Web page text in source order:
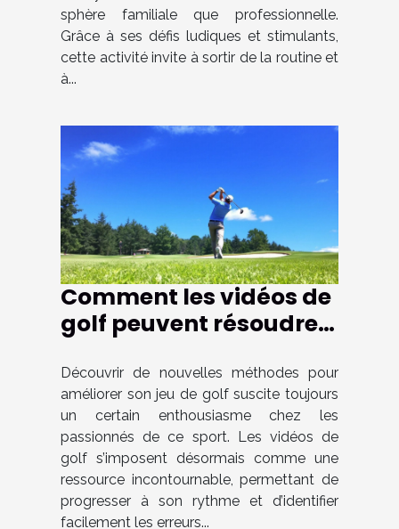
sphère familiale que professionnelle.
Grâce à ses défis ludiques et stimulants,
cette activité invite à sortir de la routine et
à...
Comment les vidéos de
golf peuvent résoudre
Découvrir de nouvelles méthodes pour
améliorer son jeu de golf suscite toujours
un certain enthousiasme chez les
passionnés de ce sport. Les vidéos de
golf s’imposent désormais comme une
ressource incontournable, permettant de
progresser à son rythme et d’identifier
facilement les erreurs...